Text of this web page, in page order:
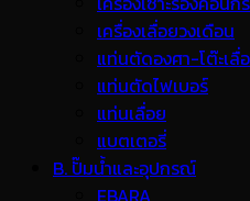
เครื่องเลื่อยวงเดือน
แท่นตัดองศา-โต๊ะเลื่
แท่นตัดไฟเบอร์
แท่นเลื่อย
แบตเตอรี่
B. ปั๊มน้ำและอุปกรณ์
EBARA